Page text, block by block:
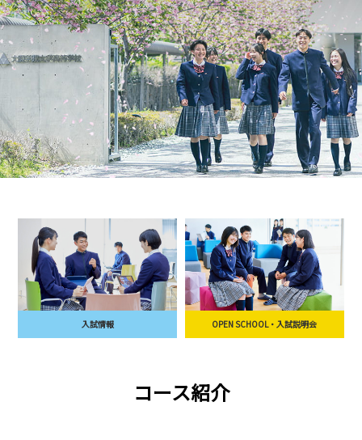
入試情報 OPEN SCHOOL・入試説明会
コース紹介